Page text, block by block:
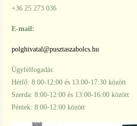
+36 25 273 036
E-mail:
polghivatal@pusztaszabolcs.hu
Ügyfélfogadás:
Hétfő: 8:00-12:00 és 13:00-17:30 között
Szerda: 8:00-12:00 és 13:00-16:00 között
Péntek: 8:00-12:00 között